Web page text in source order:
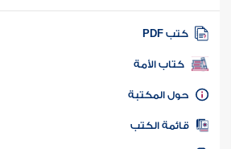
كتب PDF
كتاب الأمة
المكتبة